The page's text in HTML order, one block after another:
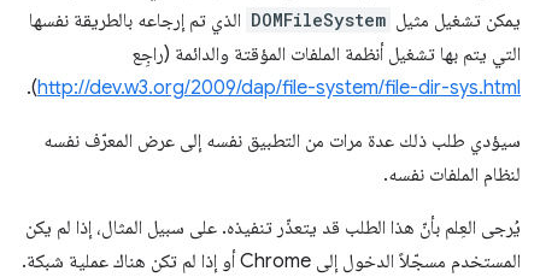
يمكن تشغيل مثيل DOMFileSystem الذي تم إرجاعه بالطريقة نفسها
التي يتم بها تشغيل أنظمة الملفات المؤقتة والدائمة (راجِع
http://dev.w3.org/2009/dap/file-system/file-dir-sys.html
).
سيؤدي طلب ذلك عدة مرات من التطبيق نفسه إلى عرض المعرّف نفسه
لنظام الملفات نفسه.
يُرجى العِلم بأنّ هذا الطلب قد يتعذّر تنفيذه. على سبيل المثال، إذا لم يكن
المستخدم مسجّلاً الدخول إلى Chrome أو إذا لم تكن هناك عملية شبكة.